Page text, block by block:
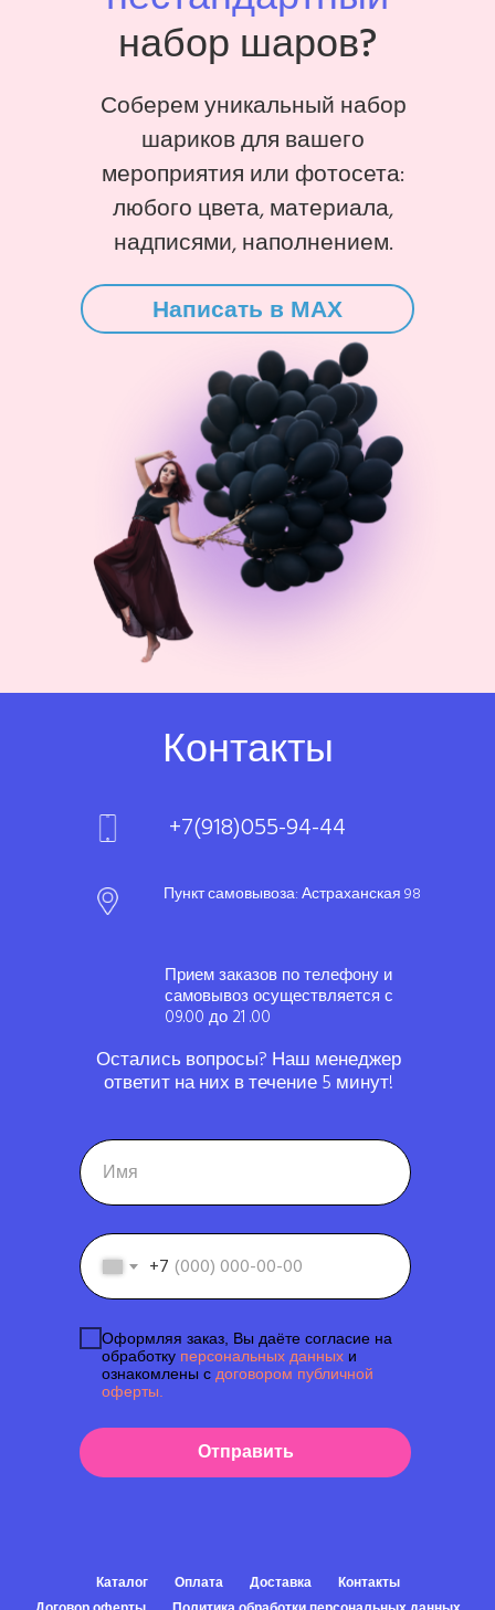
набор шаров?
Соберем уникальный набор
шариков для вашего
мероприятия или фотосета:
любого цвета, материала,
надписями, наполнением.
Написать в MAX
+7
Оформляя заказ, Вы даёте согласие на
обработку персональных данных и
ознакомлены с договором публичной
оферты.
Отправить
Контакты
Пункт самовывоза: Астраханская 98
+7(918)055-94-44
Прием заказов по телефону и
самовывоз осуществляется с
09.00 до 21 .00
Остались вопросы? Наш менеджер
ответит на них в течение 5 минут!
Каталог Оплата Доставка
Контакты